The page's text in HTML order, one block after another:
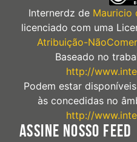
Internerdz de Mauricio
licenciado com uma
Atribuição-
Baseado no
http://
Podem estar
às concedidas no
http://
ASSINE NOSSO FEED